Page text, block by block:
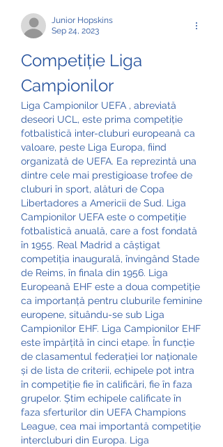
Junior Hopskins
Sep 24, 2023
Competiție Liga
Campionilor
Liga Campionilor UEFA , abreviată
deseori UCL, este prima competiție
fotbalistică inter-cluburi europeană ca
valoare, peste Liga Europa, fiind
organizată de UEFA. Ea reprezintă una
dintre cele mai prestigioase trofee de
cluburi în sport, alături de Copa
Libertadores a Americii de Sud. Liga
Campionilor UEFA este o competiție
fotbalistică anuală, care a fost fondată
în 1955. Real Madrid a câștigat
competiția inaugurală, învingând Stade
de Reims, în finala din 1956. Liga
Europeană EHF este a doua competiție
ca importanță pentru cluburile feminine
europene, situându-se sub Liga
Campionilor EHF. Liga Campionilor EHF
este împărțită în cinci etape. În funcție
de clasamentul federației lor naționale
și de lista de criterii, echipele pot intra
în competiție fie în calificări, fie în faza
grupelor. Știm echipele calificate în
faza sferturilor din UEFA Champions
League, cea mai importantă competiție
intercluburi din Europa. Liga